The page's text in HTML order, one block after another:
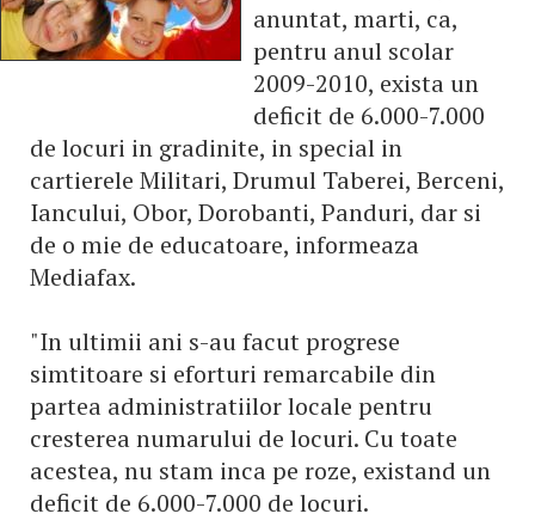
anuntat, marti, ca,
pentru anul scolar
2009-2010, exista un
deficit de 6.000-7.000
de locuri in gradinite, in special in
cartierele Militari, Drumul Taberei, Berceni,
Iancului, Obor, Dorobanti, Panduri, dar si
de o mie de educatoare, informeaza
Mediafax.
"In ultimii ani s-au facut progrese
simtitoare si eforturi remarcabile din
partea administratiilor locale pentru
cresterea numarului de locuri. Cu toate
acestea, nu stam inca pe roze, existand un
deficit de 6.000-7.000 de locuri.